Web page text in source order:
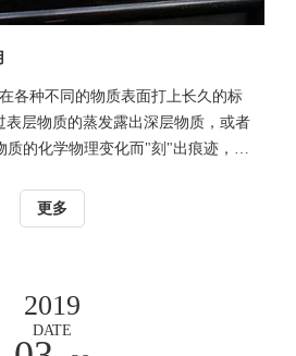
各种不同的物质表面打上长久的标
表层物质的蒸发露出深层物质，或者
的化学物理变化而"刻"出痕迹，或
生标记的牢固长久是其突出特点。
简单易懂； 2、打标速度快、可以标
有要求，免维护、还可实现流水线生
性、不易磨损 如标记不会因环境关
更多
2019
DATE